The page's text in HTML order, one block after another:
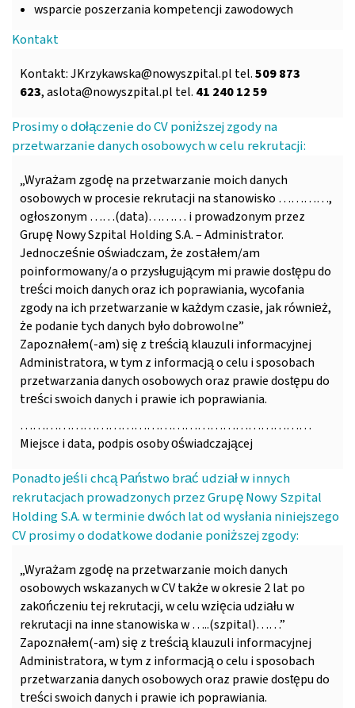
wsparcie poszerzania kompetencji zawodowych
Kontakt
Kontakt:JKrzykawska@nowyszpital.pl tel.509 873
623,aslota@nowyszpital.pl tel. 41 240 12 59
Prosimy o dołączenie do CV poniższej zgody na
przetwarzanie danych osobowych w celu rekrutacji:
„Wyrażam zgodę na przetwarzanie moich danych
osobowych w procesie rekrutacji na stanowisko …………,
ogłoszonym ……(data)……… i prowadzonym przez
Grupę Nowy Szpital Holding S.A. – Administrator.
Jednocześnie oświadczam, że zostałem/am
poinformowany/a o przysługującym mi prawie dostępu do
treści moich danych oraz ich poprawiania, wycofania
zgody na ich przetwarzanie w każdym czasie, jak również,
że podanie tych danych było dobrowolne”
Zapoznałem(-am) się z treścią klauzuli informacyjnej
Administratora, w tym z informacją o celu i sposobach
przetwarzania danych osobowych oraz prawie dostępu do
treści swoich danych i prawie ich poprawiania.
……………………………………………………………
Miejsce i data, podpis osoby oświadczającej
Ponadto jeśli chcą Państwo brać udział w innych
rekrutacjach prowadzonych przez Grupę Nowy Szpital
Holding S.A. w terminie dwóch lat od wysłania niniejszego
CV prosimy o dodatkowe dodanie poniższej zgody:
„Wyrażam zgodę na przetwarzanie moich danych
osobowych wskazanych w CV także w okresie 2 lat po
zakończeniu tej rekrutacji, w celu wzięcia udziału w
rekrutacji na inne stanowiska w …..(szpital)……”
Zapoznałem(-am) się z treścią klauzuli informacyjnej
Administratora, w tym z informacją o celu i sposobach
przetwarzania danych osobowych oraz prawie dostępu do
treści swoich danych i prawie ich poprawiania.